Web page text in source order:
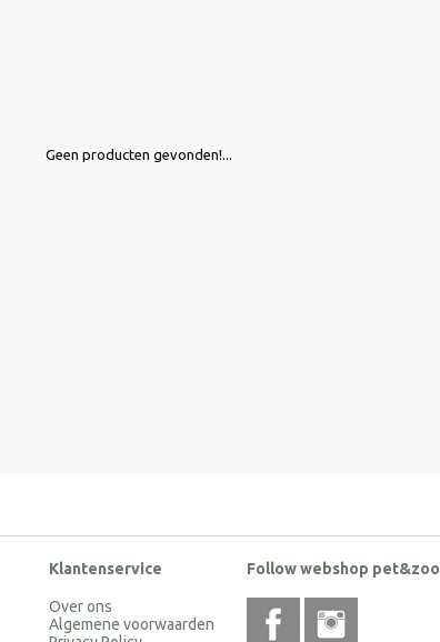
Geen producten gevonden!...
Klantenservice
Over ons
Algemene voorwaarden
Follow webshop pet&zoo